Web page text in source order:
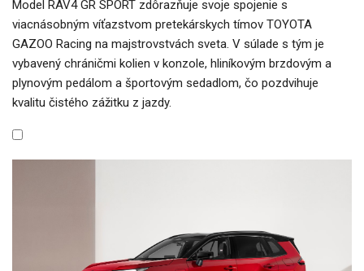
Model RAV4 GR SPORT zdôrazňuje svoje spojenie s
viacnásobným víťazstvom pretekárskych tímov TOYOTA
GAZOO Racing na majstrovstvách sveta. V súlade s tým je
vybavený chráničmi kolien v konzole, hliníkovým brzdovým a
plynovým pedálom a športovým sedadlom, čo pozdvihuje
kvalitu čistého zážitku z jazdy.